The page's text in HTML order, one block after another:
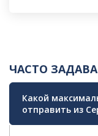
ЧАСТО
Какой
отправить из